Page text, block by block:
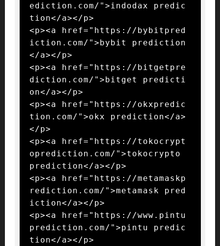
ediction.com/">indodax predic
tion</a></p>
<p><a href="https://bybitpred
iction.com/">bybit prediction
</a></p>
<p><a href="https://bitgetpre
diction.com/">bitget predicti
on</a></p>
<p><a href="https://okxpredic
tion.com/">okx prediction</a>
</p>
<p><a href="https://tokocrypt
oprediction.com/">tokocrypto
prediction</a></p>
<p><a href="https://metamaskp
rediction.com/">metamask pred
iction</a></p>
<p><a href="https://www.pintu
prediction.com/">pintu predic
tion</a></p>